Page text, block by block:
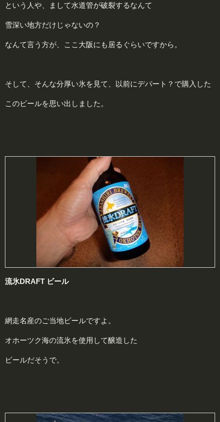
という人や、まして水道管が破裂するなんて
雪深い地方だけじゃないの？
なんて言う方が、ここ大阪にも居るぐらいですから。
そして、そんな分厚い氷を見て、以前にデパート？で購入した
このビールを思い出しました。
流氷DRAFT ビール
網走名産のご当地ビールですよ。
オホーツク海の流氷を使用して醸造した
ビールだそうで。